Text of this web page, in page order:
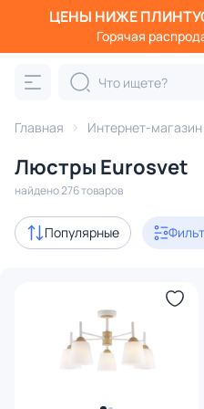
ЦЕНЫ НИЖЕ
Горячая
Главная Интернет-магазин
Люстры Eurosvet
найдено 276 товаров
Популярные
Категория:
подвесные потолочные
Акции 79
Дизайнерский свет 21
В наличии 276